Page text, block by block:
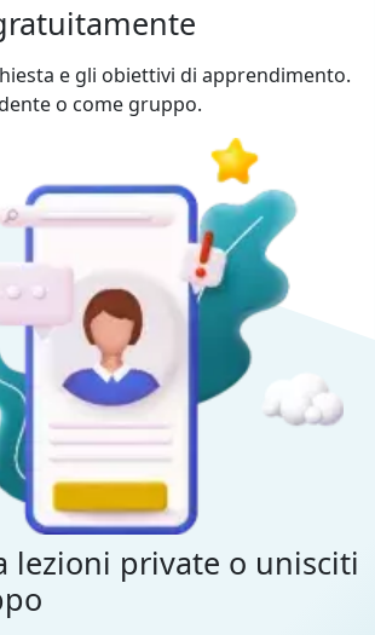
e gli obiettivi di apprendimento.
o come gruppo.
lezioni private o unisciti